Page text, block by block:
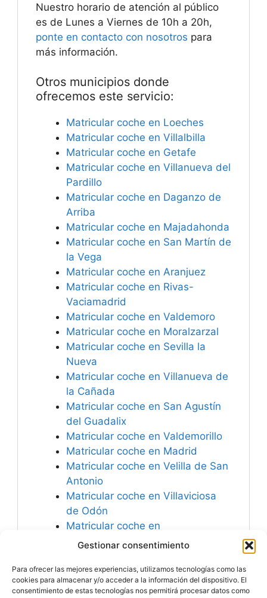
Gestionar consentimiento
Para ofrecer las mejores experiencias, utilizamos tecnologías como las
cookies para almacenar y/o acceder a la información del dispositivo. El
consentimiento de estas tecnologías nos permitirá procesar datos como
Nuestro horario de atención al público
es de Lunes a Viernes de 10h a 20h,
ponte en contacto con nosotros para
más información.
Otros municipios donde
ofrecemos este servicio:
Matricular coche en Loeches
Matricular coche en Villalbilla
Matricular coche en Getafe
Matricular coche en Villanueva del
Pardillo
Matricular coche en Daganzo de
Arriba
Matricular coche en Majadahonda
Matricular coche en San Martín de
la Vega
Matricular coche en Aranjuez
Matricular coche en Rivas-
Vaciamadrid
Matricular coche en Valdemoro
Matricular coche en Moralzarzal
Matricular coche en Sevilla la
Nueva
Matricular coche en Villanueva de
la Cañada
Matricular coche en San Agustín
del Guadalix
Matricular coche en Valdemorillo
Matricular coche en Madrid
Matricular coche en Velilla de San
Antonio
Matricular coche en Villaviciosa
de Odón
Matricular coche en
Arroyomolinos
Madrid